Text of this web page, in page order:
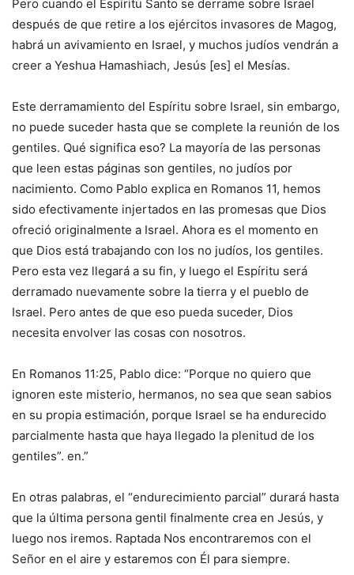
Pero cuando el Espíritu Santo se derrame sobre Israel
después de que retire a los ejércitos invasores de Magog,
habrá un avivamiento en Israel, y muchos judíos vendrán a
creer a Yeshua Hamashiach, Jesús [es] el Mesías.
Este derramamiento del Espíritu sobre Israel, sin embargo,
no puede suceder hasta que se complete la reunión de los
gentiles. Qué significa eso? La mayoría de las personas
que leen estas páginas son gentiles, no judíos por
nacimiento. Como Pablo explica en Romanos 11, hemos
sido efectivamente injertados en las promesas que Dios
ofreció originalmente a Israel. Ahora es el momento en
que Dios está trabajando con los no judíos, los gentiles.
Pero esta vez llegará a su fin, y luego el Espíritu será
derramado nuevamente sobre la tierra y el pueblo de
Israel. Pero antes de que eso pueda suceder, Dios
necesita envolver las cosas con nosotros.
En Romanos 11:25, Pablo dice: “Porque no quiero que
ignoren este misterio, hermanos, no sea que sean sabios
en su propia estimación, porque Israel se ha endurecido
parcialmente hasta que haya llegado la plenitud de los
gentiles”. en.”
En otras palabras, el “endurecimiento parcial” durará hasta
que la última persona gentil finalmente crea en Jesús, y
luego nos iremos. Raptada Nos encontraremos con el
Señor en el aire y estaremos con Él para siempre.